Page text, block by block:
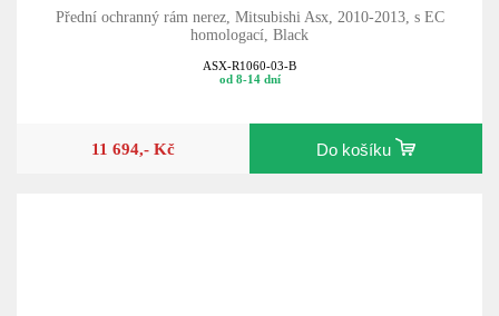
Přední ochranný rám nerez, Mitsubishi Asx, 2010-2013, s EC
homologací, Black
ASX-R1060-03-B
od 8-14 dní
11 694,- Kč Do košíku